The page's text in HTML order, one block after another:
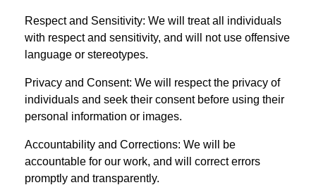
Respect and Sensitivity: We will treat all individuals
with respect and sensitivity, and will not use offensive
language or stereotypes.
Privacy and Consent: We will respect the privacy of
individuals and seek their consent before using their
personal information or images.
Accountability and Corrections: We will be
accountable for our work, and will correct errors
promptly and transparently.